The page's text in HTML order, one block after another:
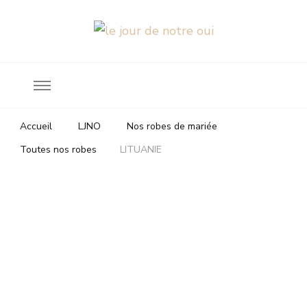
Accueil LJNO
Nos robes de mariée
Toutes nos robes
LITUANIE